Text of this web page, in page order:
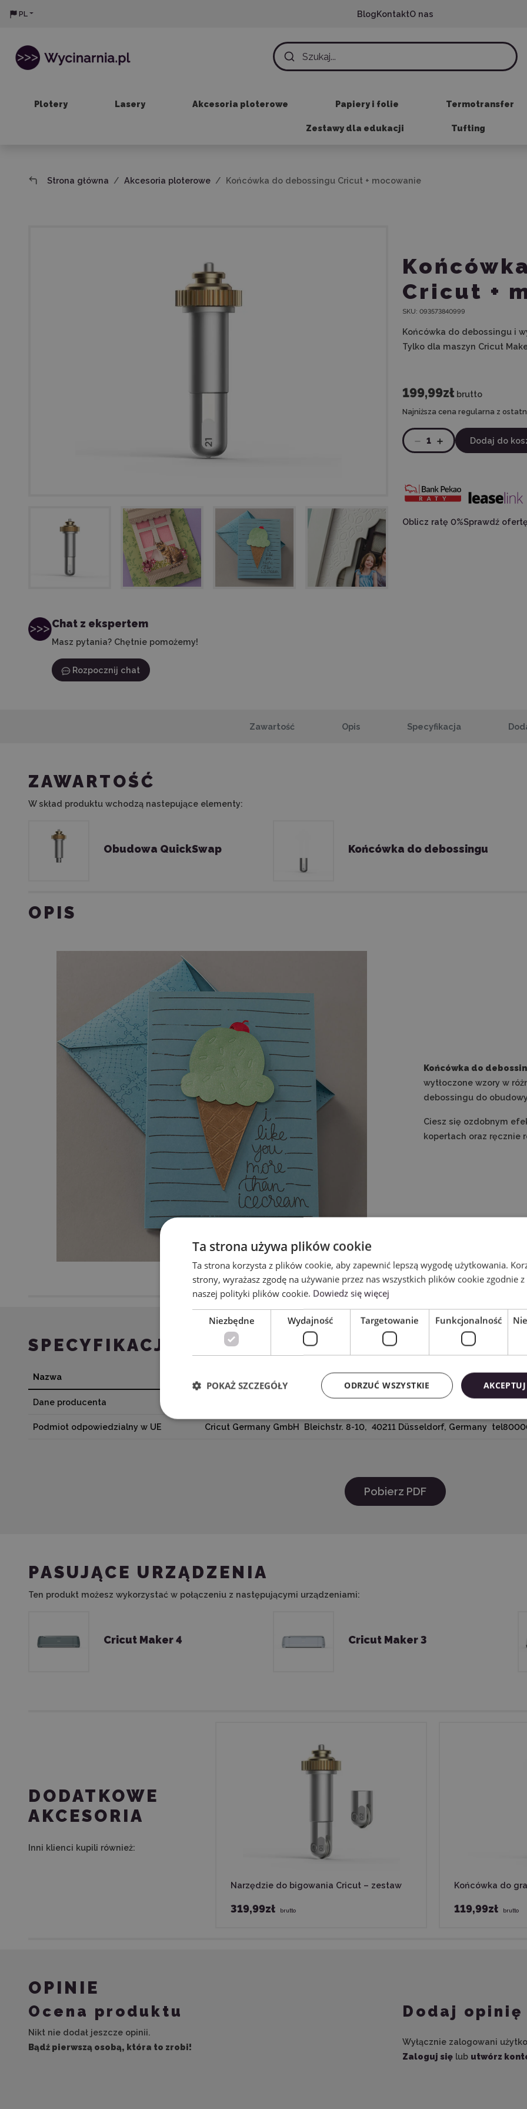
PL BlogKontaktO nas
Plotery Lasery Akcesoria ploterowe Papiery i folie Termotransfer
Zestawy dla edukacji Tufting
Strona główna Akcesoria ploterowe Końcówka do debossingu Cricut + mocowanie
Chat z ekspertem
Masz pytania? Chętnie pomożemy!
Rozpocznij chat
Cricut +
SKU: 093573840999
Końcówka do debossingu i
Tylko dla maszyn Cricut
199,99zł brutto
Najniższa cena regularna z
1 Dodaj do
Oblicz ratę 0%Sprawdź
Zawartość Opis Specyfikacja
ZAWARTOŚĆ
W skład produktu wchodzą nastepujące elementy:
Obudowa QuickSwap Końcówka do debossingu
OPIS
Końcówka do
wytłoczone wzory w
debossingu do
Ciesz się ozdobnym
kopertach oraz ręcznie
SPECYFIKACJA
Nazwa
Dane producenta Cricut, Inc. 10855 S River Front Pkwy, South Jordan, UT 84095, USA tel877
Podmiot odpowiedzialny w UE Cricut Germany GmbH Bleichstr. 8-10, 40211 Düsseldorf, Germany
Pobierz PDF
PASUJĄCE URZĄDZENIA
Ten produkt możesz wykorzystać w połączeniu z następującymi urządzeniami:
Cricut Maker 4 Cricut Maker 3
DODATKOWE
AKCESORIA
Inni klienci kupili również:
Narzędzie do bigowania Cricut – zestaw
319,99zł brutto
Końcówka do
119,99zł brutto
OPINIE
Ocena produktu
Nikt nie dodał jeszcze opinii.
Bądź pierwszą osobą, która to zrobi!
Dodaj opinię
Wyłącznie zalogowani
Zaloguj się lub utwórz
Ta strona używa plików cookie
Ta strona korzysta z plików cookie, aby zapewnić lepszą wygodę użytkowania.
strony, wyrażasz zgodę na używanie przez nas wszystkich plików cookie zgodnie
naszej polityki plików cookie. Dowiedz się więcej
Niezbędne Wydajność Targetowanie Funkcjonalność
ODRZUĆ WSZYSTKIE
POKAŻ SZCZEGÓŁY